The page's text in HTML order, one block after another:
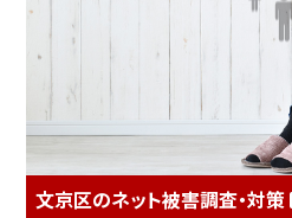
文京区のネット被害調査・対策